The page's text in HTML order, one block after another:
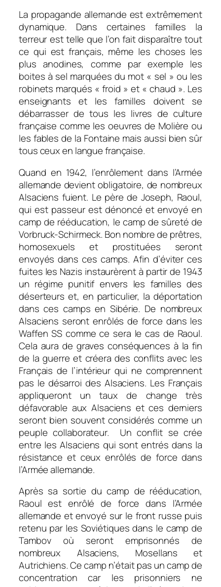
La propagande allemande est extrêmement
dynamique. Dans certaines familles la
terreur est telle que l’on fait disparaître tout
ce qui est français, même les choses les
plus anodines, comme par exemple les
boites à sel marquées du mot « sel » ou les
robinets marqués « froid » et « chaud ». Les
enseignants et les familles doivent se
débarrasser de tous les livres de culture
française comme les oeuvres de Molière ou
les fables de la Fontaine mais aussi bien sûr
tous ceux en langue française.
Quand en 1942, l’enrôlement dans l’Armée
allemande devient obligatoire, de nombreux
Alsaciens fuient. Le père de Joseph, Raoul,
qui est passeur est dénoncé et envoyé en
camp de rééducation, le camp de sûreté de
Vorbruck-Schirmeck. Bon nombre de prêtres,
homosexuels et prostituées seront
envoyés dans ces camps. Afin d’éviter ces
fuites les Nazis instaurèrent à partir de 1943
un régime punitif envers les familles des
déserteurs et, en particulier, la déportation
dans ces camps en Sibérie. De nombreux
Alsaciens seront enrôlés de force dans les
Waffen SS comme ce sera le cas de Raoul.
Cela aura de graves conséquences à la fin
de la guerre et créera des conflits avec les
Français de l’intérieur qui ne comprennent
pas le désarroi des Alsaciens. Les Français
appliqueront un taux de change très
défavorable aux Alsaciens et ces derniers
seront bien souvent considérés comme un
peuple collaborateur. Un conflit se crée
entre les Alsaciens qui sont entrés dans la
résistance et ceux enrôlés de force dans
l’Armée allemande.
Après sa sortie du camp de rééducation,
Raoul est enrôlé de force dans l’Armée
allemande et envoyé sur le front russe puis
retenu par les Soviétiques dans le camp de
Tambov où seront emprisonnés de
nombreux Alsaciens, Mosellans et
Autrichiens. Ce camp n’était pas un camp de
concentration car les prisonniers ne